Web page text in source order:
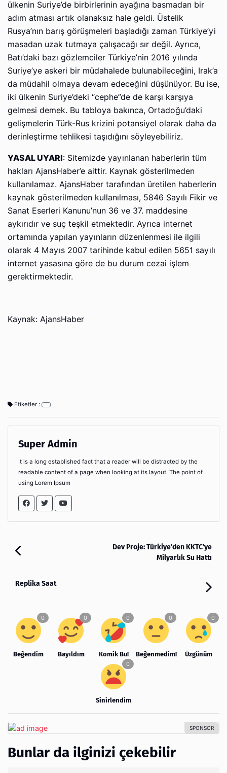
ülkenin Suriye’de birbirlerinin ayağına basmadan bir
adım atması artık olanaksız hale geldi. Üstelik
Rusya’nın barış görüşmeleri başladığı zaman Türkiye’yi
masadan uzak tutmaya çalışacağı sır değil. Ayrıca,
Batı’daki bazı gözlemciler Türkiye’nin 2016 yılında
Suriye’ye askeri bir müdahalede bulunabileceğini, Irak’a
da müdahil olmaya devam edeceğini düşünüyor. Bu ise,
iki ülkenin Suriye’deki “cephe”de de karşı karşıya
gelmesi demek. Bu tabloya bakınca, Ortadoğu’daki
gelişmelerin Türk-Rus krizini potansiyel olarak daha da
derinleştirme tehlikesi taşıdığını söyleyebiliriz.
YASAL UYARI: Sitemizde yayınlanan haberlerin tüm
hakları AjansHaber’e aittir. Kaynak gösterilmeden
kullanılamaz. AjansHaber tarafından üretilen haberlerin
kaynak gösterilmeden kullanılması, 5846 Sayılı Fikir ve
Sanat Eserleri Kanunu’nun 36 ve 37. maddesine
aykırıdır ve suç teşkil etmektedir. Ayrıca internet
ortamında yapılan yayınların düzenlenmesi ile ilgili
olarak 4 Mayıs 2007 tarihinde kabul edilen 5651 sayılı
internet yasasına göre de bu durum cezai işlem
gerektirmektedir.
Kaynak: AjansHaber
Etiketler :
Super Admin
It is a long established fact that a reader will be distracted by the
readable content of a page when looking at its layout. The point of
using Lorem Ipsum
Dev Proje: Türkiye’den KKTC’ye
Milyarlık Su Hattı
Replika Saat
Beğendim Bayıldım Komik Bu! Beğenmedim! Üzgünüm
Sinirlendim
Bunlar da ilginizi çekebilir